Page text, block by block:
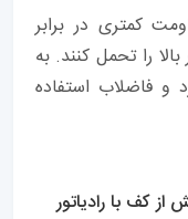
کمتری در برابر
را تحمل کنند. به
و فاضلاب استفاده
کف با رادیاتور